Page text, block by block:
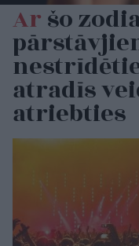
Aršo
atradīs
atriebties